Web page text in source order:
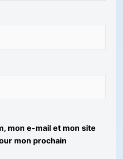
mon e-mail et mon site
mon prochain